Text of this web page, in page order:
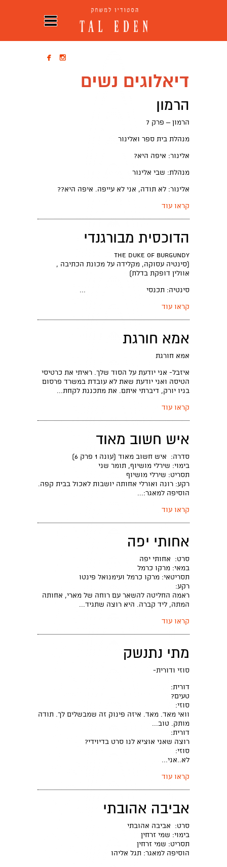
 
דיאלוגים נשים
הרמון
הרמון – פרק 7
מנהלת בית ספר ואלינור
אלינור: איפה היא?
מנהלת: שבי אלינור
אלינור: לא תודה, אני לא עייפה. איפה היא??
קראו עוד
הדוכסית מבורגנדי
The Duke Of Burgundy
(סינטיה עסוקה, מקלידה על מכונת הכתיבה ,
אוולין דופקת בדלת)
סינטיה: תכנסי ...
קראו עוד
אמא חורגת
אמא חורגת
איזבל- אני יודעת על הסוד שלך. ראיתי את כרטיסי
הטיסה ואני יודעת שאת לא עובדת במשרד פרסום
בניו יורק, דיברתי איתם. את מתכננת לקחת...
קראו עוד
איש חשוב מאוד
סדרה: איש חשוב מאוד (עונה 1 פרק 6)
בימוי: שירלי מושיוף, תומר שני
תסריט: שירלי מושיוף
רקע: רונה ואורלי אחותה יושבות לאכול בבית קפה.
הוסיפה למאגר:...
קראו עוד
אחותי יפה
סרט: אחותי יפה
במאי: מרקו כרמל
תסריטאי: מרקו כרמל ועימנואל פינטו
רקע:
ראמה החליטה להשאר עם רוחה של מארי, אחותה
המתה, ליד קברה. היא רוצה שתגיד...
קראו עוד
מתי נתנשק
סוזי ודורית-
דורית:
טעים?
סוזי:
וואי מאד. מאד. איזה פינוק זה שמבשלים לך. תודה
מותק. טוב...
דורית:
רוצה שאני אוציא לנו סרט בדיוידי?
סוזי:
לא..אני...
קראו עוד
אביבה אהובתי
סרט: אביבה אהובתי
בימוי: שמי זרחין
תסריט: שמי זרחין
הוסיפה למאגר: תגל אליהו